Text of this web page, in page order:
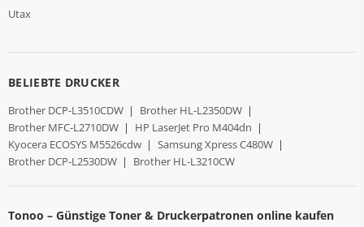
Utax
BELIEBTE DRUCKER
Brother DCP-L3510CDW | Brother HL-L2350DW |
Brother MFC-L2710DW | HP LaserJet Pro M404dn |
Kyocera ECOSYS M5526cdw | Samsung Xpress C480W |
Brother DCP-L2530DW | Brother HL-L3210CW
Tonoo – Günstige Toner & Druckerpatronen online kaufen